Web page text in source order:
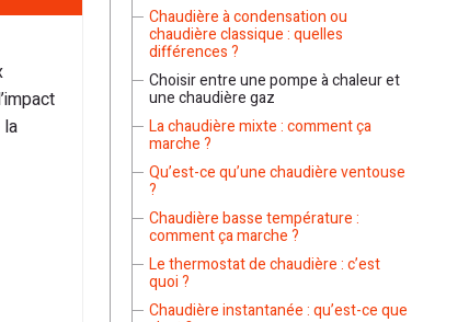
Chaudière à condensation ou
chaudière classique : quelles
différences ?
Choisir entre une pompe à chaleur et
une chaudière gaz
La chaudière mixte : comment ça
marche ?
Qu’est-ce qu’une chaudière ventouse
?
Chaudière basse température :
comment ça marche ?
Le thermostat de chaudière : c’est
quoi ?
Chaudière instantanée : qu’est-ce que